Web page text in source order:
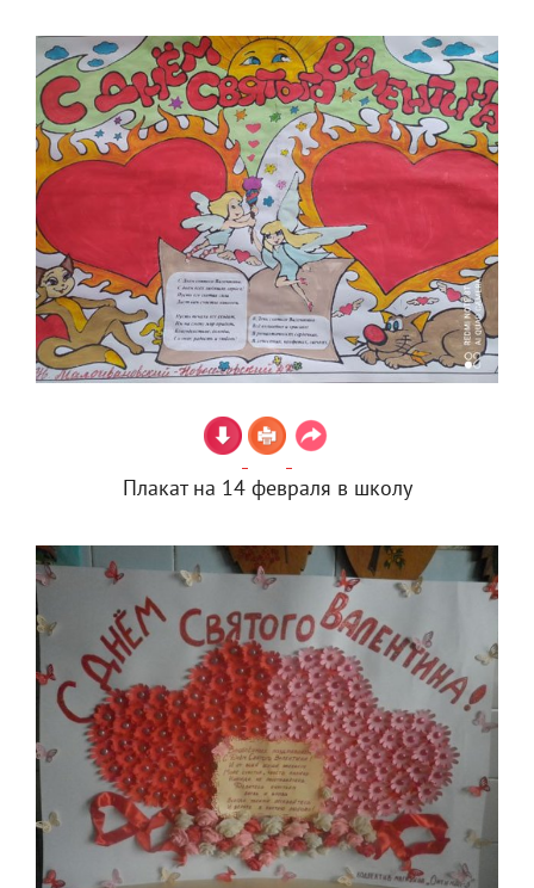
Плакат на 14 февраля в школу